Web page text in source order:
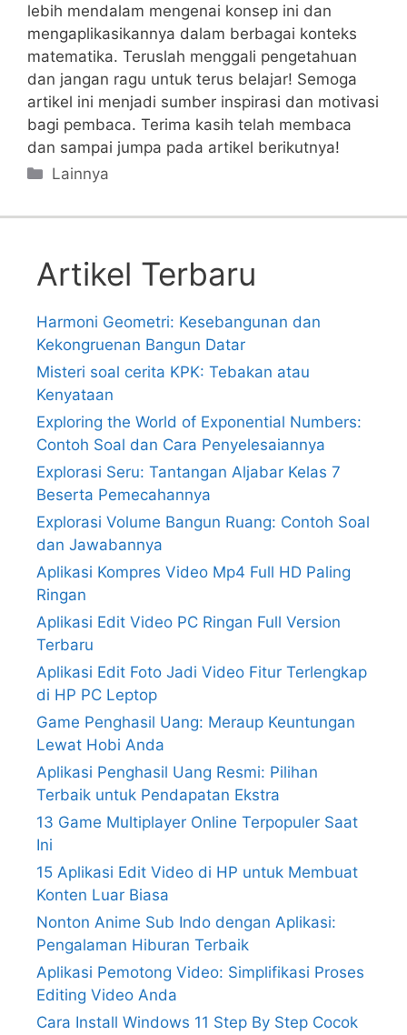
lebih mendalam mengenai konsep ini dan
mengaplikasikannya dalam berbagai konteks
matematika. Teruslah menggali pengetahuan⁢
dan jangan ragu untuk terus belajar! Semoga
artikel ini⁢ menjadi⁣ sumber inspirasi dan motivasi
bagi pembaca. ⁢Terima ⁣kasih ⁣telah membaca
dan sampai jumpa pada artikel berikutnya!
Categories
Lainnya
Artikel Terbaru
Harmoni Geometri: Kesebangunan dan
Kekongruenan Bangun Datar
Misteri soal cerita KPK: Tebakan atau
Kenyataan
Exploring the World of Exponential Numbers:
Contoh Soal dan Cara Penyelesaiannya
Explorasi Seru: Tantangan Aljabar Kelas 7
Beserta Pemecahannya
Explorasi Volume Bangun Ruang: Contoh Soal
dan Jawabannya
Aplikasi Kompres Video Mp4 Full HD Paling
Ringan
Aplikasi Edit Video PC Ringan Full Version
Terbaru
Aplikasi Edit Foto Jadi Video Fitur Terlengkap
di HP PC Leptop
Game Penghasil Uang: Meraup Keuntungan
Lewat Hobi Anda
Aplikasi Penghasil Uang Resmi: Pilihan
Terbaik untuk Pendapatan Ekstra
13 Game Multiplayer Online Terpopuler Saat
Ini
15 Aplikasi Edit Video di HP untuk Membuat
Konten Luar Biasa
Nonton Anime Sub Indo dengan Aplikasi:
Pengalaman Hiburan Terbaik
Aplikasi Pemotong Video: Simplifikasi Proses
Editing Video Anda
Cara Install Windows 11 Step By Step Cocok